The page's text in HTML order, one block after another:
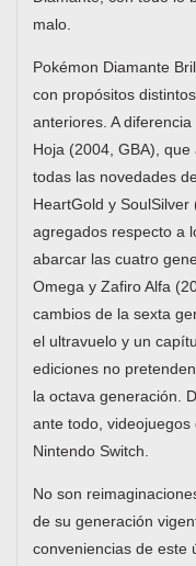
malo.
Pokémon Diamante
con propósitos
anteriores. A
Hoja (2004, GBA),
todas las novedades
HeartGold y
agregados respecto a
abarcar las cuatro
Omega y Zafiro Alfa
cambios de la sexta
el ultravuelo y un
ediciones no
la octava generación.
ante todo,
Nintendo Switch.
No son
de su generación
conveniencias de este